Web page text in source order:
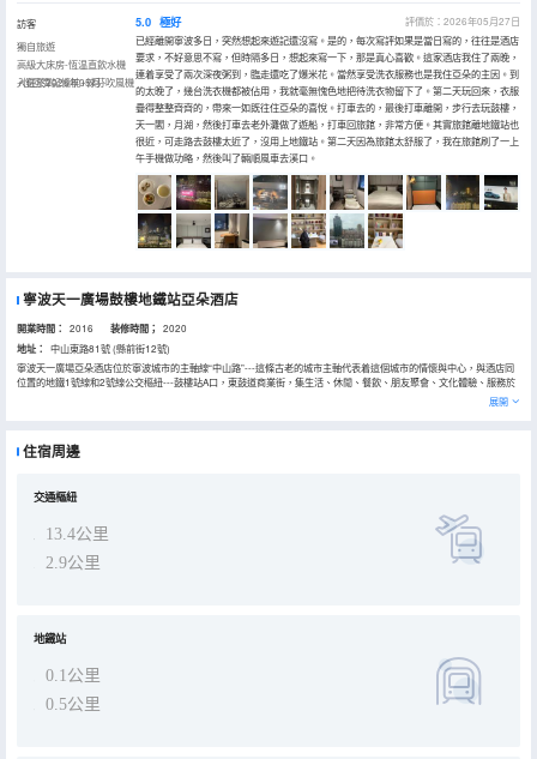
訪客
獨自旅遊
高級大床房-恆温直飲水機
+慢回彈記憶枕+徠芬吹風機
入住於2026年05月
5.0 極好
評價於：2026年05月27日
已經離開寧波多日，突然想起來遊記還沒寫。是的，每次寫評如果是當日寫的，往往是酒店
要求，不好意思不寫，但時隔多日，想起來寫一下，那是真心喜歡。這家酒店我住了兩晚，
連着享受了兩次深夜粥到，臨走還吃了爆米花。當然享受洗衣服務也是我住亞朵的主因。到
的太晚了，幾台洗衣機都被佔用，我就毫無愧色地把待洗衣物留下了。第二天玩回來，衣服
疊得整整齊齊的，帶來一如既往住亞朵的喜悅。打車去的，最後打車離開，步行去玩鼓樓，
天一閣，月湖，然後打車去老外灘做了遊船，打車回旅館，非常方便。其實旅館離地鐵站也
很近，可走路去鼓樓太近了，沒用上地鐵站。第二天因為旅館太舒服了，我在旅館刷了一上
午手機做功略，然後叫了輛順風車去溪口。
寧波天一廣場鼓樓地鐵站亞朵酒店
開業時間： 2016 装修時間； 2020
地址：
中山東路81號 (縣前街12號)
寧波天一廣場亞朵酒店位於寧波城市的主軸線“中山路”---這條古老的城市主軸代表着這個城市的情懷與中心，與酒店同
位置的地鐵1號線和2號線公交樞紐---鼓樓站A口，東鼓道商業街，集生活、休閒、餐飲、朋友聚會、文化體驗、服務於
一體；鄰街相望的寧波天一廣場商圈，作為寧波城市的一張重要名片，景緻通透、碧水怡人；鼓樓、月湖文化街區、天
（出塵）---保持旅途中您的靚麗出行；健身房（汗出）--熱愛生活健康隨行；19F會議室（共語）---與您開啟心靈的溝
展開
住宿周邊
交通樞紐
13.4公里
2.9公里
地鐵站
0.1公里
0.5公里